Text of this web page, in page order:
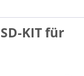
KIT für